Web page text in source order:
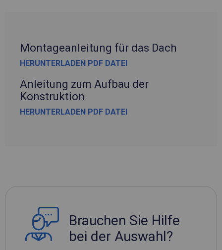
Montageanleitung für das Dach
HERUNTERLADEN PDF DATEI
Anleitung zum Aufbau der
Konstruktion
HERUNTERLADEN PDF DATEI
Brauchen Sie Hilfe
bei der Auswahl?